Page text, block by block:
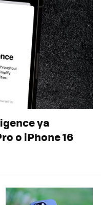
ya
o iPhone 16